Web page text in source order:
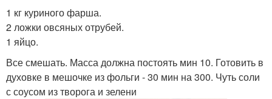
1 кг куриного фарша.
2 ложки овсяных отрубей.
1 яйцо.
Все смешать. Масса должна постоять мин 10. Готовить в
духовке в мешочке из фольги - 30 мин на 300. Чуть соли
с соусом из творога и зелени